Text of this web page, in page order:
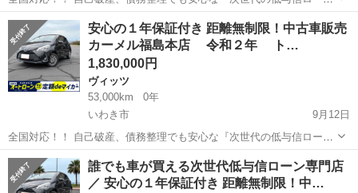
ン』 自動車ローン審査が不安な方も、カーメル福島本店なら独自の審
査基準で中古車や未使用から新車を分割払いで購入できます。 ☑️年間
１万件以上の...
福島 いわき市 ヴィッツ 車両
安心の１年保証付き 距離無制限！中古車販売
カーメル福島本店 令和２年 ト…
1,830,000円
ヴィッツ
53,000km
0年
いわき市
9月12日
全国対応！！ 自己破産、債務整理でも安心な『次世代の低与信ロー
ン』 自動車ローン審査が不安な方も、カーメル福島本店なら独自の審
査基準で中古車や未使用から新車を分割払いで購入できます。 ☑️年間
１万件以上の...
福島 いわき市 ヴィッツ 車両
誰でも車が買える次世代低与信ローン専門店
／ 安心の１年保証付き 距離無制限！中…